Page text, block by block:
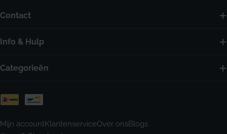
Contact
Info & Hulp
Categorieën
Betaalmethoden
Mijn accountKlantenserviceOver onsBlogs